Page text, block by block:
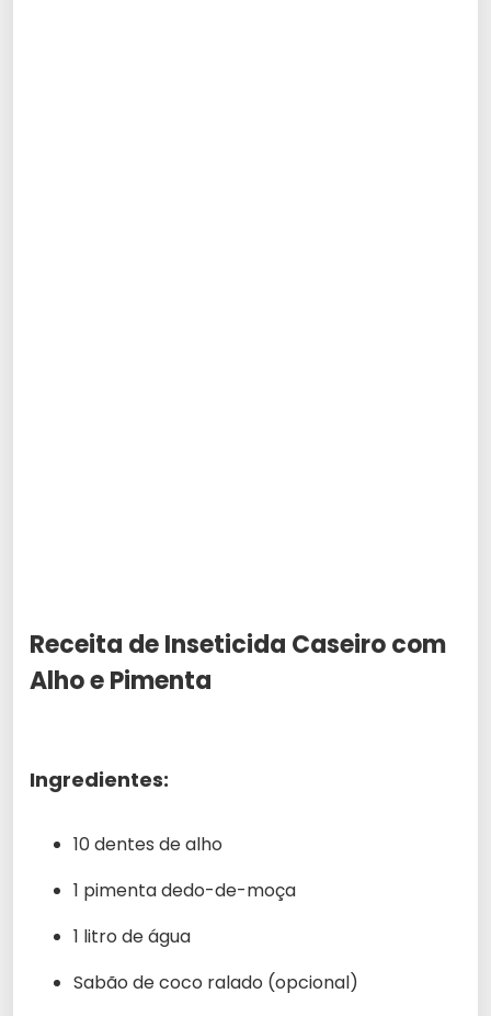
Receita de Inseticida Caseiro com
Alho e Pimenta
Ingredientes:
10 dentes de alho
1 pimenta dedo-de-moça
1 litro de água
Sabão de coco ralado (opcional)